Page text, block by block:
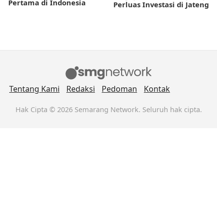
Pertama di Indonesia
Perluas Investasi di Jateng
Tentang Kami Redaksi Pedoman Kontak
Hak Cipta © 2026 Semarang Network. Seluruh hak cipta.